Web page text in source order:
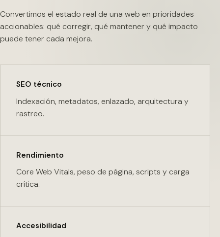
Convertimos el estado real de una web en prioridades
accionables: qué corregir, qué mantener y qué impacto
puede tener cada mejora.
SEO técnico
Indexación, metadatos, enlazado, arquitectura y
rastreo.
Rendimiento
Core Web Vitals, peso de página, scripts y carga
crítica.
Accesibilidad